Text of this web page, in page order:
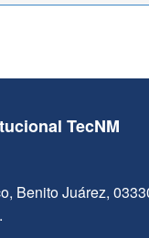
TecNM
Benito Juárez,